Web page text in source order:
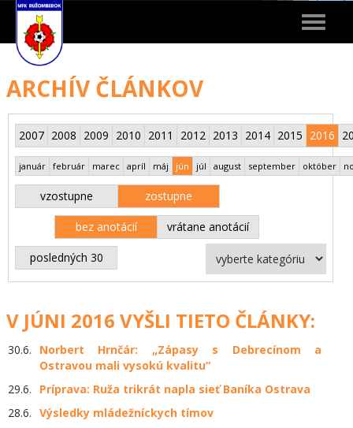
Toggle
ARCHÍV ČLÁNKOV
2007 2008 2009 2010 2011 2012 2013 2014 2015 2016
január február marec apríl máj jún júl august september október
vzostupne zostupne
bez anotácií vrátane anotácií
posledných 30
V JÚNI 2016 VYŠLI TIETO ČLÁNKY:
30.6.
Norbert Hrnčár: „Zápasy s Debrecínom a
Ostravou mali vysokú kvalitu“
29.6.
Príprava: Ruža trikrát napla sieť Baníka Ostrava
28.6. Výsledky mládežníckych tímov